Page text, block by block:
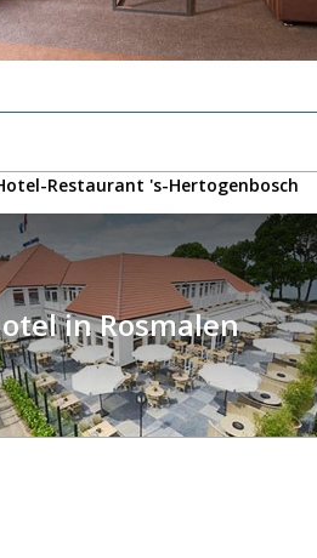
Restaurant 's-Hertogenbosch
in Rosmalen